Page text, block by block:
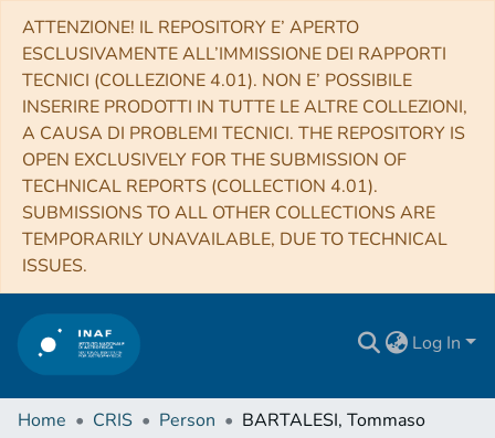
ATTENZIONE! IL REPOSITORY E’ APERTO
ESCLUSIVAMENTE ALL’IMMISSIONE DEI RAPPORTI
TECNICI (COLLEZIONE 4.01). NON E’ POSSIBILE
INSERIRE PRODOTTI IN TUTTE LE ALTRE COLLEZIONI,
A CAUSA DI PROBLEMI TECNICI. THE REPOSITORY IS
OPEN EXCLUSIVELY FOR THE SUBMISSION OF
TECHNICAL REPORTS (COLLECTION 4.01).
SUBMISSIONS TO ALL OTHER COLLECTIONS ARE
TEMPORARILY UNAVAILABLE, DUE TO TECHNICAL
ISSUES.
Log In
Home CRIS Person BARTALESI, Tommaso